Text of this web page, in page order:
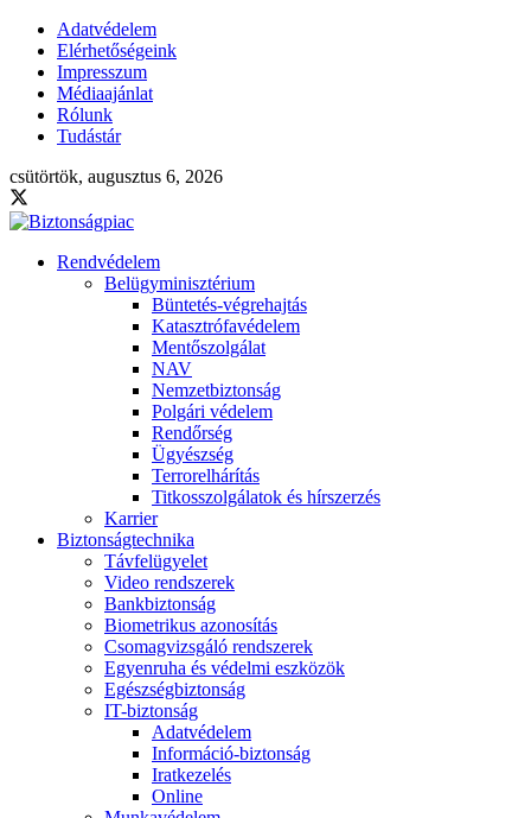
Adatvédelem
Elérhetőségeink
Impresszum
Médiaajánlat
Rólunk
Tudástár
csütörtök, augusztus 6, 2026
Rendvédelem
Belügyminisztérium
Büntetés-végrehajtás
Katasztrófavédelem
Mentőszolgálat
NAV
Nemzetbiztonság
Polgári védelem
Rendőrség
Ügyészség
Terrorelhárítás
Titkosszolgálatok és hírszerzés
Karrier
Biztonságtechnika
Távfelügyelet
Video rendszerek
Bankbiztonság
Biometrikus azonosítás
Csomagvizsgáló rendszerek
Egyenruha és védelmi eszközök
Egészségbiztonság
IT-biztonság
Adatvédelem
Információ-biztonság
Iratkezelés
Online